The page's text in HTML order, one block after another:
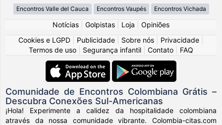
Encontros Valle del Cauca Encontros Vaupés Encontros Vichada
Notícias Golpistas Loja
Opiniões
Cookies e LGPD
Publicidade Sobre nós Privacidade
Termos de uso
Segurança infantil Contato FAQ
Comunidade de Encontros Colombiana Grátis –
Descubra Conexões Sul-Americanas
¡Hola! Experimente a calidez da hospitalidade colombiana
através da nossa comunidade vibrante. Colombia-citas.com